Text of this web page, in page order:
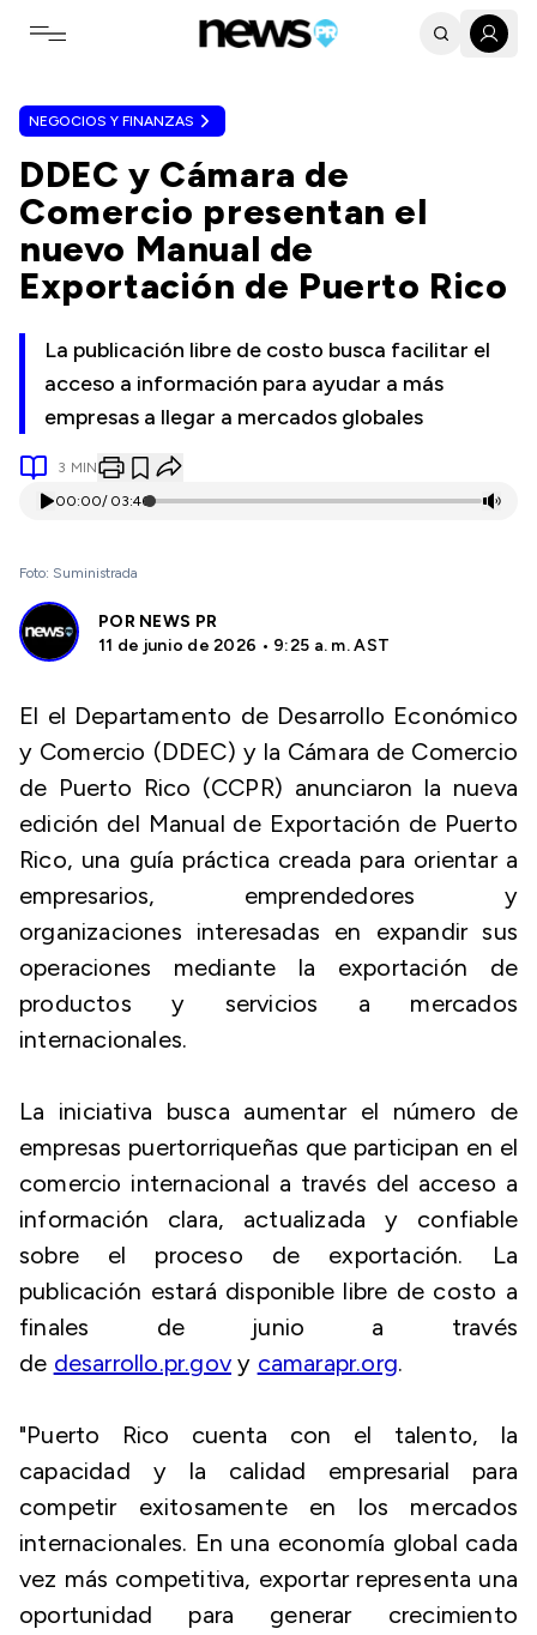
Toggle navigation menu
NEGOCIOS Y FINANZAS
DDEC y Cámara de
Comercio presentan el
nuevo Manual de
Exportación de Puerto Rico
La publicación libre de costo busca facilitar el
acceso a información para ayudar a más
empresas a llegar a mercados globales
3 MIN
00:00/ 03:46
Foto: Suministrada
POR NEWS PR
11 de junio de 2026 • 9:25 a. m. AST
El el Departamento de Desarrollo Económico
y Comercio (DDEC) y la Cámara de Comercio
de Puerto Rico (CCPR) anunciaron la nueva
edición del Manual de Exportación de Puerto
Rico, una guía práctica creada para orientar a
empresarios, emprendedores y
organizaciones interesadas en expandir sus
operaciones mediante la exportación de
productos y servicios a mercados
internacionales.
La iniciativa busca aumentar el número de
empresas puertorriqueñas que participan en el
comercio internacional a través del acceso a
información clara, actualizada y confiable
sobre el proceso de exportación. La
publicación estará disponible libre de costo a
finales de junio a través
de desarrollo.pr.gov y camarapr.org.
"Puerto Rico cuenta con el talento, la
capacidad y la calidad empresarial para
competir exitosamente en los mercados
internacionales. En una economía global cada
vez más competitiva, exportar representa una
oportunidad para generar crecimiento